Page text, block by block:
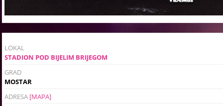
LOKAL
STADION POD BIJELIM BRIJEGOM
GRAD
MOSTAR
ADRESA [MAPA]